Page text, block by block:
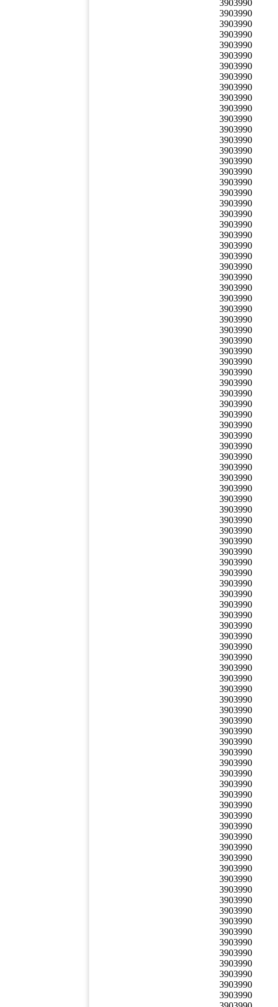
3903990
3903990
3903990
3903990
3903990
3903990
3903990
3903990
3903990
3903990
3903990
3903990
3903990
3903990
3903990
3903990
3903990
3903990
3903990
3903990
3903990
3903990
3903990
3903990
3903990
3903990
3903990
3903990
3903990
3903990
3903990
3903990
3903990
3903990
3903990
3903990
3903990
3903990
3903990
3903990
3903990
3903990
3903990
3903990
3903990
3903990
3903990
3903990
3903990
3903990
3903990
3903990
3903990
3903990
3903990
3903990
3903990
3903990
3903990
3903990
3903990
3903990
3903990
3903990
3903990
3903990
3903990
3903990
3903990
3903990
3903990
3903990
3903990
3903990
3903990
3903990
3903990
3903990
3903990
3903990
3903990
3903990
3903990
3903990
3903990
3903990
3903990
3903990
3903990
3903990
3903990
3903990
3903990
3903990
3903990